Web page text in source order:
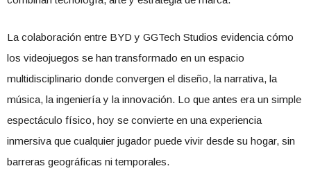
La colaboración entre BYD y GGTech Studios evidencia cómo
los videojuegos se han transformado en un espacio
multidisciplinario donde convergen el diseño, la narrativa, la
música, la ingeniería y la innovación. Lo que antes era un simple
espectáculo físico, hoy se convierte en una experiencia
inmersiva que cualquier jugador puede vivir desde su hogar, sin
barreras geográficas ni temporales.